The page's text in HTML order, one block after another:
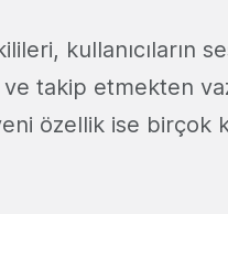
kullanıcıların
takip etmekten
özellik ise birçok